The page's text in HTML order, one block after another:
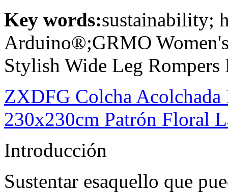
Key words:sustainability;
Arduino®;GRMO
Stylish Wide Leg Rompers
ZXDFG Colcha Acolchada
230x230cm Patrón Floral
Introducción
Sustentar esaquello que